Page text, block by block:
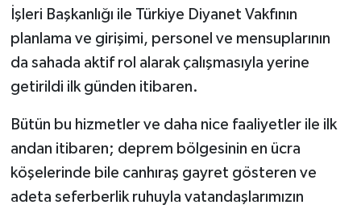
İşleri Başkanlığı ile Türkiye Diyanet Vakfının
planlama ve girişimi, personel ve mensuplarının
da sahada aktif rol alarak çalışmasıyla yerine
getirildi ilk günden itibaren.
Bütün bu hizmetler ve daha nice faaliyetler ile ilk
andan itibaren; deprem bölgesinin en ücra
köşelerinde bile canhıraş gayret gösteren ve
adeta seferberlik ruhuyla vatandaşlarımızın